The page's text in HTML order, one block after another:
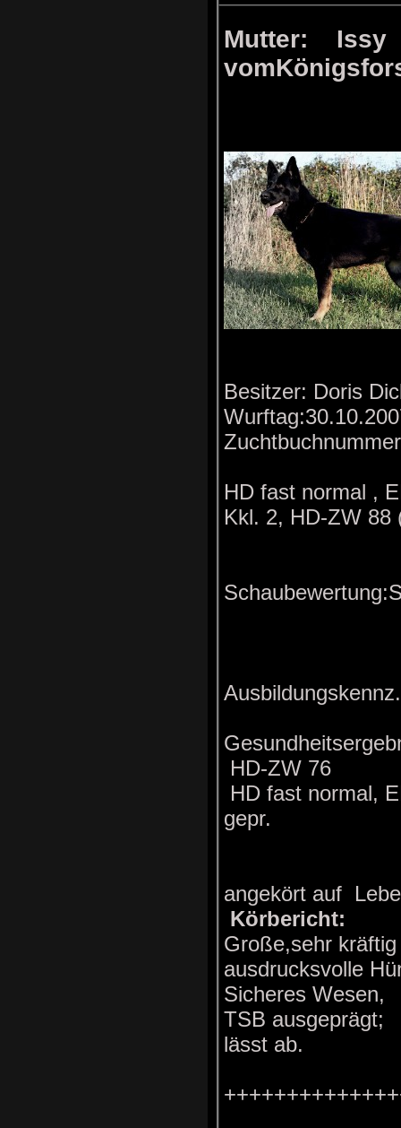
Mutter: Issy
Besitzer: Doris
HD fast normal ,
Kkl. 2, HD-ZW 88
HD-ZW 76
HD fast normal,
gepr.
angekört auf
Körbericht:
Große,sehr
ausdrucksvolle
Sicheres Wesen,
TSB ausgeprägt;
lässt ab.